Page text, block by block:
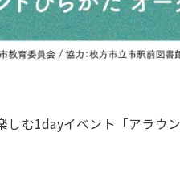
む1dayイベント「アラウ